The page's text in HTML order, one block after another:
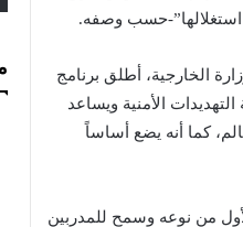
استغلالها”-حسب وصفه.
التابع لوزارة الخارجية، أطلق برنامج
في مواجهة التهديدات الأمنية ويساعد
كما أنه يضع أساساً
طرابلس، يعد الأول من نوعه وسمح للمدربين